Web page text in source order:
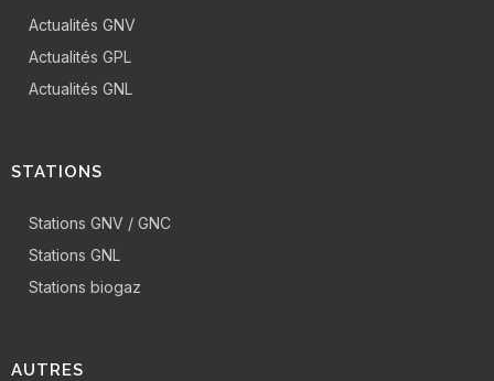
Actualités GNV
Actualités GPL
Actualités GNL
STATIONS
Stations GNV / GNC
Stations GNL
Stations biogaz
AUTRES